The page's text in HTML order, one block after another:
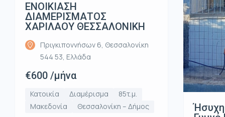
ΕΝΟΙΚΙΑΣΗ
ΔΙΑΜΕΡΙΣΜΑΤΟΣ
ΧΑΡΙΛΑΟΥ ΘΕΣΣΑΛΟΝΙΚΗ
Πριγκιποννήσων 6, Θεσσαλονίκη
544 53, Ελλάδα
€600 /μήνα
Κατοικία Διαμέρισμα
85τ.μ.
Μακεδονία
Θεσσαλονίκη – Δήμος